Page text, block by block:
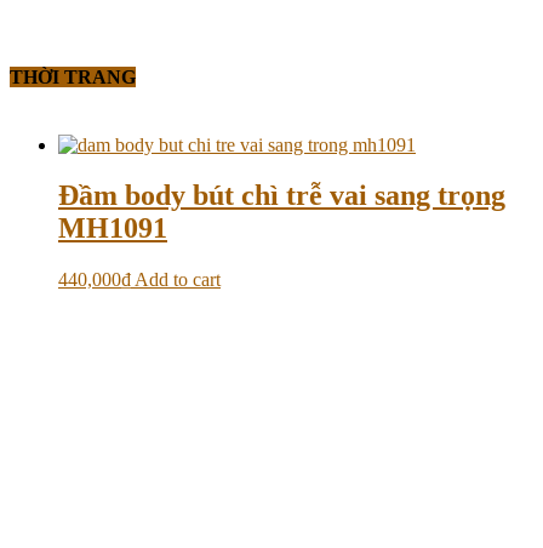
THỜI TRANG
Đầm body bút chì trễ vai sang trọng
MH1091
440,000₫ Add to cart